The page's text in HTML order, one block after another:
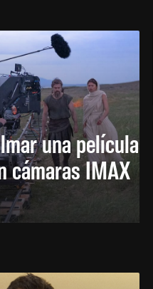
una película
cámaras IMAX